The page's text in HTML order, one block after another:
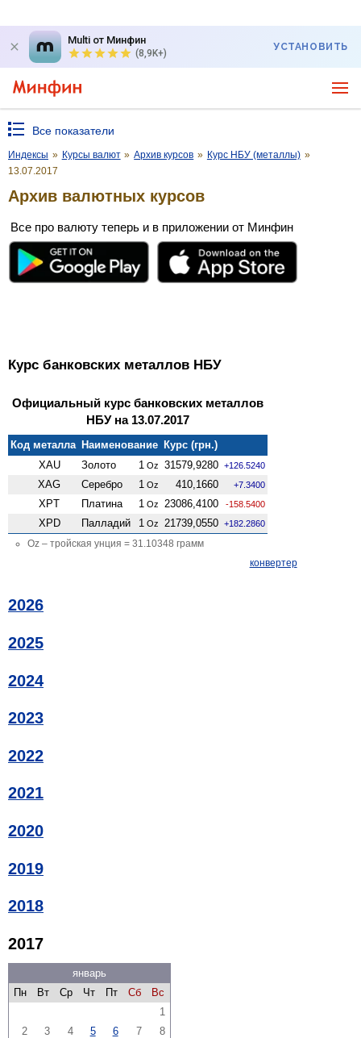
Multi от Минфин
(8,9K+)
УСТАНОВИТЬ
Все показатели
Индексы » Курсы валют » Архив курсов » Курс НБУ (металлы) »
13.07.2017
Архив валютных курсов
Все про валюту теперь и в приложении от Минфин
Курс банковских металлов НБУ
Официальный курс банковских металлов
НБУ на 13.07.2017
Код металла Наименование Курс (грн.)
XAU
Золото 1 Oz 31579,9280 +126.5240
XAG Серебро 1 Oz 410,1660 +7.3400
XPT Платина 1 Oz 23086,4100 -158.5400
XPD Палладий 1 Oz 21739,0550 +182.2860
Oz – тройская унция = 31.10348 грамм
конвертер
2026
2025
2024
2023
2022
2021
2020
2019
2018
2017
январь
Пн
Вт Ср Чт Пт Сб
Вс
1
2
3 4 5 6 7
8